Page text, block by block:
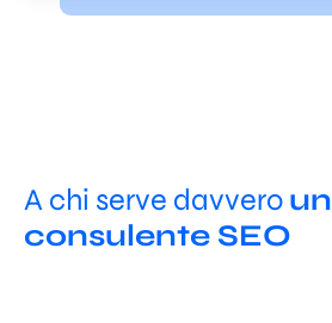
A chi serve davveroun
consulente SEO